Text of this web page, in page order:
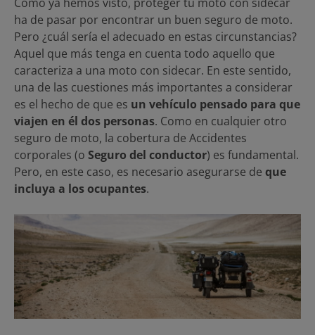
ha de pasar por encontrar un buen seguro de moto.
Pero ¿cuál sería el adecuado en estas circunstancias?
Aquel que más tenga en cuenta todo aquello que
caracteriza a una moto con sidecar. En este sentido,
una de las cuestiones más importantes a considerar
es el hecho de que es un vehículo pensado para que
viajen en él dos personas. Como en cualquier otro
seguro de moto, la cobertura de Accidentes
corporales (o Seguro del conductor) es fundamental.
Pero, en este caso, es necesario asegurarse de que
incluya a los ocupantes.